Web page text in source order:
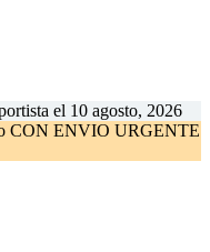
el 10 agosto, 2026
CON ENVIO URGENTE